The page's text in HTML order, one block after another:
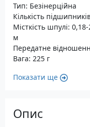
Тип: Безінерційна
Кількість
Місткість шпулі:
м
Передатне
Вага: 225 г
Показати ще
Опис